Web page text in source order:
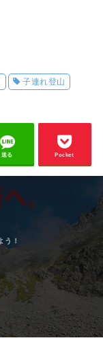
子連れ登山
送る Pocket